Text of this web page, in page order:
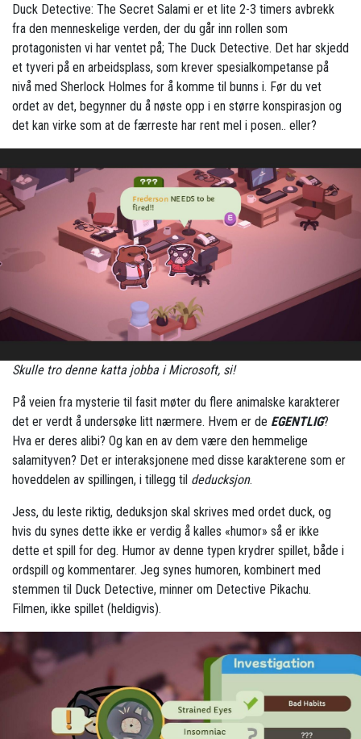
Duck Detective: The Secret Salami er et lite 2-3 timers avbrekk
fra den menneskelige verden, der du går inn rollen som
protagonisten vi har ventet på; The Duck Detective. Det har skjedd
et tyveri på en arbeidsplass, som krever spesialkompetanse på
nivå med Sherlock Holmes for å komme til bunns i. Før du vet
ordet av det, begynner du å nøste opp i en større konspirasjon og
det kan virke som at de færreste har rent mel i posen.. eller?
Skulle tro denne katta jobba i Microsoft, si!
På veien fra mysterie til fasit møter du flere animalske karakterer
det er verdt å undersøke litt nærmere. Hvem er de EGENTLIG?
Hva er deres alibi? Og kan en av dem være den hemmelige
salamityven? Det er interaksjonene med disse karakterene som er
hoveddelen av spillingen, i tillegg til deducksjon.
Jess, du leste riktig, deduksjon skal skrives med ordet duck, og
hvis du synes dette ikke er verdig å kalles «humor» så er ikke
dette et spill for deg. Humor av denne typen krydrer spillet, både i
ordspill og kommentarer. Jeg synes humoren, kombinert med
stemmen til Duck Detective, minner om Detective Pikachu.
Filmen, ikke spillet (heldigvis).